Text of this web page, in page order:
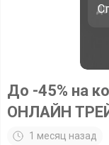
До -45% на
ОНЛАЙН
1 месяц назад